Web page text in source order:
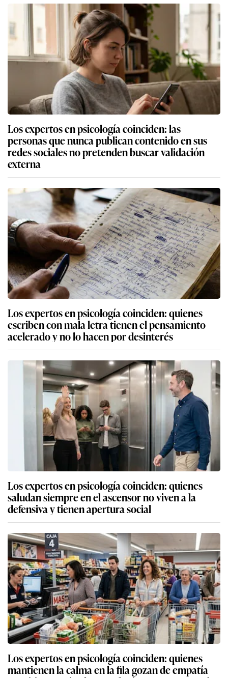
Los expertos en psicología coinciden: las
personas que nunca publican contenido en sus
redes sociales no pretenden buscar validación
externa
Los expertos en psicología coinciden: quienes
escriben con mala letra tienen el pensamiento
acelerado y no lo hacen por desinterés
Los expertos en psicología coinciden: quienes
saludan siempre en el ascensor no viven a la
defensiva y tienen apertura social
Los expertos en psicología coinciden: quienes
mantienen la calma en la fila gozan de empatía